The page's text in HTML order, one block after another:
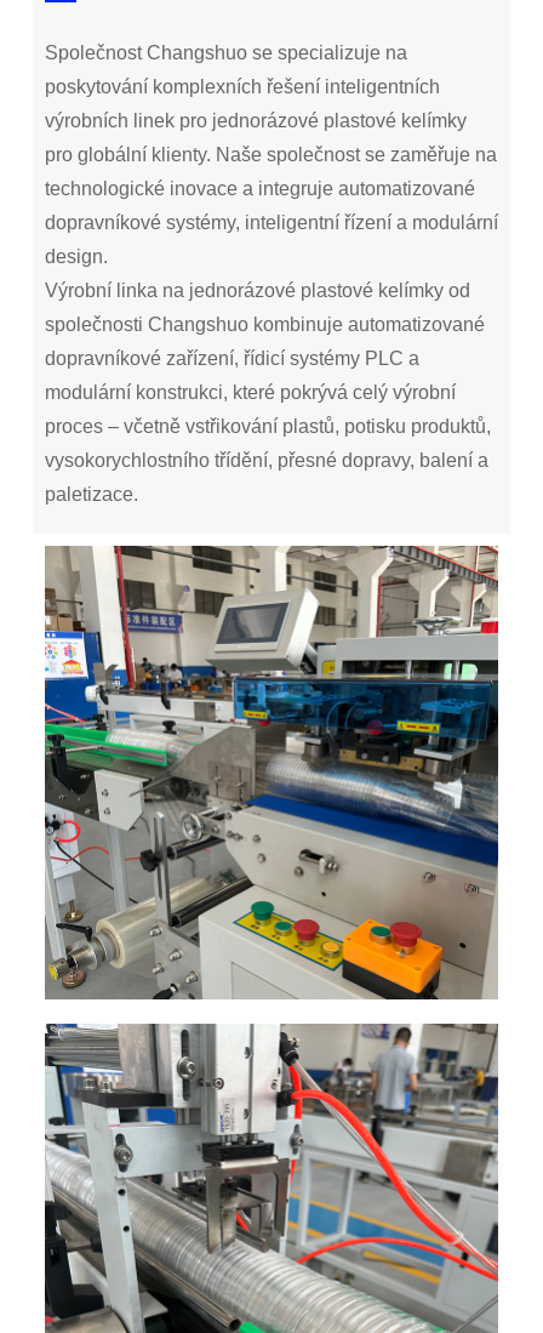
Společnost Changshuo se specializuje na
poskytování komplexních řešení inteligentních
výrobních linek pro jednorázové plastové kelímky
pro globální klienty. Naše společnost se zaměřuje na
technologické inovace a integruje automatizované
dopravníkové systémy, inteligentní řízení a modulární
design.
Výrobní linka na jednorázové plastové kelímky od
společnosti Changshuo kombinuje automatizované
dopravníkové zařízení, řídicí systémy PLC a
modulární konstrukci, které pokrývá celý výrobní
proces – včetně vstřikování plastů, potisku produktů,
vysokorychlostního třídění, přesné dopravy, balení a
paletizace.